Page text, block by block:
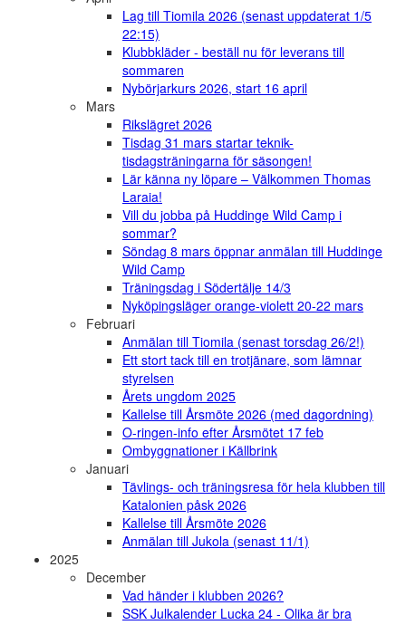
Lag till Tiomila 2026 (senast uppdaterat 1/5
22:15)
Klubbkläder - beställ nu för leverans till
sommaren
Nybörjarkurs 2026, start 16 april
Mars
Rikslägret 2026
Tisdag 31 mars startar teknik-
tisdagsträningarna för säsongen!
Lär känna ny löpare – Välkommen Thomas
Laraia!
Vill du jobba på Huddinge Wild Camp i
sommar?
Söndag 8 mars öppnar anmälan till Huddinge
Wild Camp
Träningsdag i Södertälje 14/3
Nyköpingsläger orange-violett 20-22 mars
Februari
Anmälan till Tiomila (senast torsdag 26/2!)
Ett stort tack till en trotjänare, som lämnar
styrelsen
Årets ungdom 2025
Kallelse till Årsmöte 2026 (med dagordning)
O-ringen-info efter Årsmötet 17 feb
Ombyggnationer i Källbrink
Januari
Tävlings- och träningsresa för hela klubben till
Katalonien påsk 2026
Kallelse till Årsmöte 2026
Anmälan till Jukola (senast 11/1)
2025
December
Vad händer i klubben 2026?
SSK Julkalender Lucka 24 - Olika är bra